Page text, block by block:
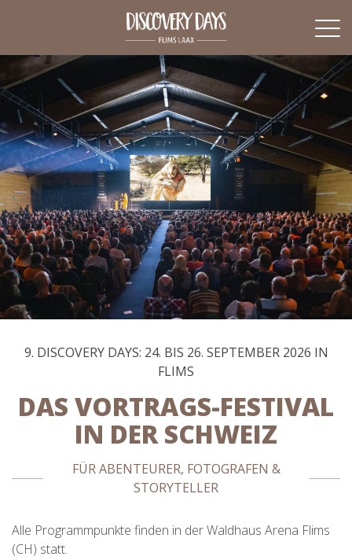
9. DISCOVERY DAYS: 24. BIS 26. SEPTEMBER 2026 IN
FLIMS
DAS VORTRAGS-FESTIVAL
IN DER SCHWEIZ
FÜR ABENTEURER, FOTOGRAFEN &
STORYTELLER
Alle Programmpunkte finden in der Waldhaus Arena Flims
(CH) statt.